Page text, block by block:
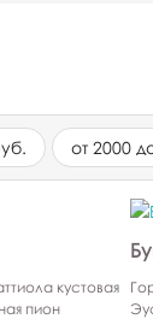
от 2000
кустовая
пион